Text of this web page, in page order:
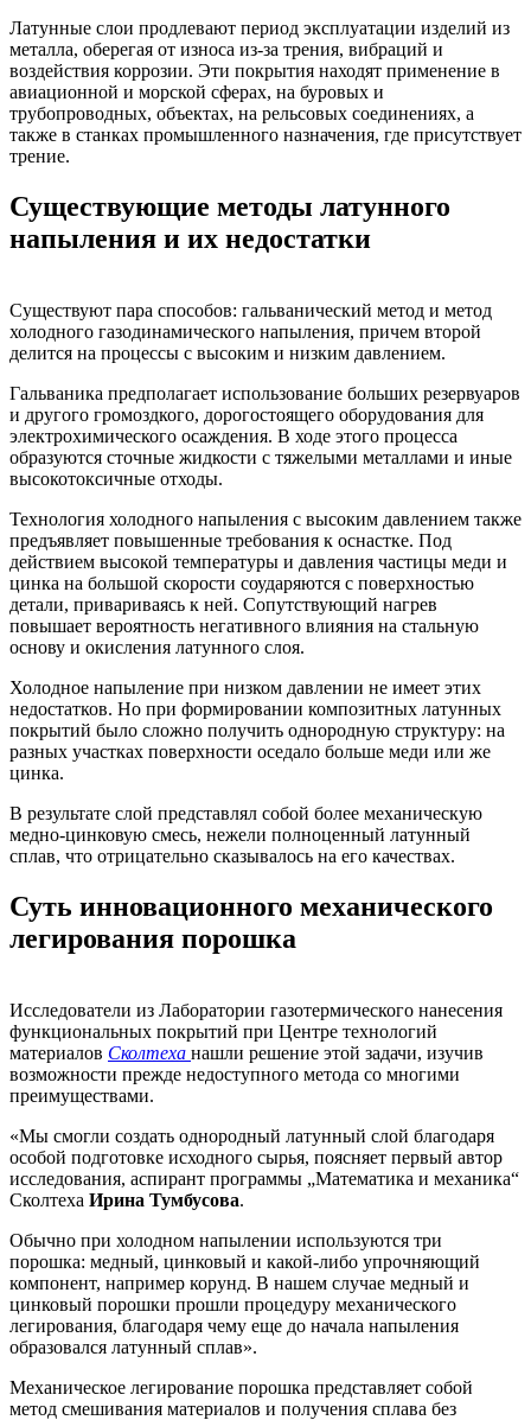
Латунные слои продлевают период эксплуатации изделий из
металла, оберегая от износа из-за трения, вибраций и
воздействия коррозии. Эти покрытия находят применение в
авиационной и морской сферах, на буровых и
трубопроводных, объектах, на рельсовых соединениях, а
также в станках промышленного назначения, где присутствует
трение.
Существующие методы латунного
напыления и их недостатки
Существуют пара способов: гальванический метод и метод
холодного газодинамического напыления, причем второй
делится на процессы с высоким и низким давлением.
Гальваника предполагает использование больших резервуаров
и другого громоздкого, дорогостоящего оборудования для
электрохимического осаждения. В ходе этого процесса
образуются сточные жидкости с тяжелыми металлами и иные
высокотоксичные отходы.
Технология холодного напыления с высоким давлением также
предъявляет повышенные требования к оснастке. Под
действием высокой температуры и давления частицы меди и
цинка на большой скорости соударяются с поверхностью
детали, привариваясь к ней. Сопутствующий нагрев
повышает вероятность негативного влияния на стальную
основу и окисления латунного слоя.
Холодное напыление при низком давлении не имеет этих
недостатков. Но при формировании композитных латунных
покрытий было сложно получить однородную структуру: на
разных участках поверхности оседало больше меди или же
цинка.
В результате слой представлял собой более механическую
медно-цинковую смесь, нежели полноценный латунный
сплав, что отрицательно сказывалось на его качествах.
Суть инновационного механического
легирования порошка
Исследователи из Лаборатории газотермического нанесения
функциональных покрытий при Центре технологий
материалов Сколтеха нашли решение этой задачи, изучив
возможности прежде недоступного метода со многими
преимуществами.
«Мы смогли создать однородный латунный слой благодаря
особой подготовке исходного сырья, поясняет первый автор
исследования, аспирант программы „Математика и механика“
Сколтеха Ирина Тумбусова.
Обычно при холодном напылении используются три
порошка: медный, цинковый и какой-либо упрочняющий
компонент, например корунд. В нашем случае медный и
цинковый порошки прошли процедуру механического
легирования, благодаря чему еще до начала напыления
образовался латунный сплав».
Механическое легирование порошка представляет собой
метод смешивания материалов и получения сплава без